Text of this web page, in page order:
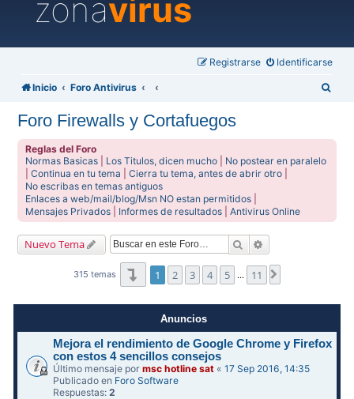
zonavirus
Identificarse
Registrarse
Inicio Foro Antivirus
Foro Firewalls y Cortafuegos
Reglas del Foro
Normas Basicas
Los Titulos, dicen mucho
No postear en paralelo
|Continua en tu tema |Cierra tu tema, antes de abrir otro
No escribas en temas antiguos
Enlaces a web/mail/blog/Msn NO estan permitidos
Mensajes Privados
Informes de resultados |Antivirus Online
Nuevo Tema Buscar
315 temas Página1de11
1 2 3 4 5 … 11
Anuncios
Mejora el rendimiento de Google Chrome y Firefox
con estos 4 sencillos consejos
Último mensaje pormsc hotline sat «17 Sep 2016, 14:35
Publicado en Foro Software
Respuestas:2